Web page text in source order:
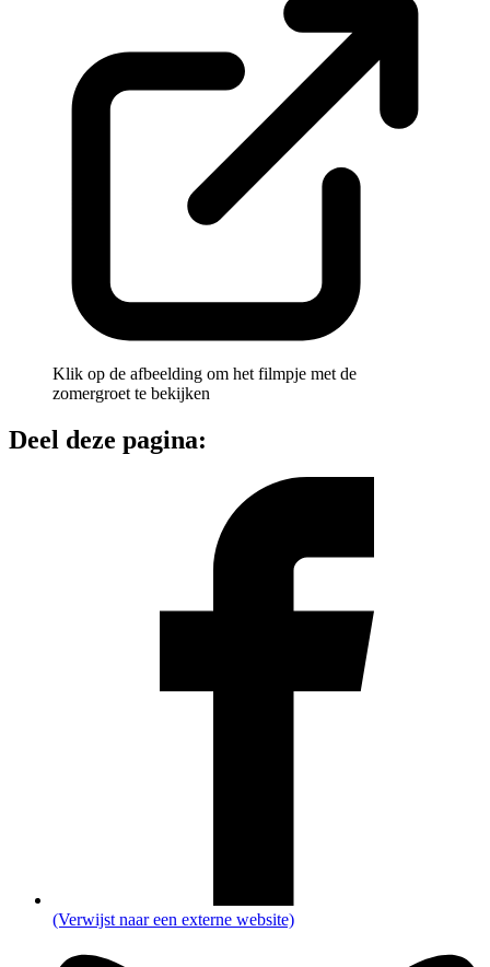
Klik op de afbeelding om het filmpje met de
zomergroet te bekijken
Deel deze pagina:
(Verwijst naar een externe website)